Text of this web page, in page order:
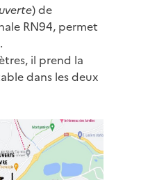
) de
RN94, permet
il prend la
dans les deux